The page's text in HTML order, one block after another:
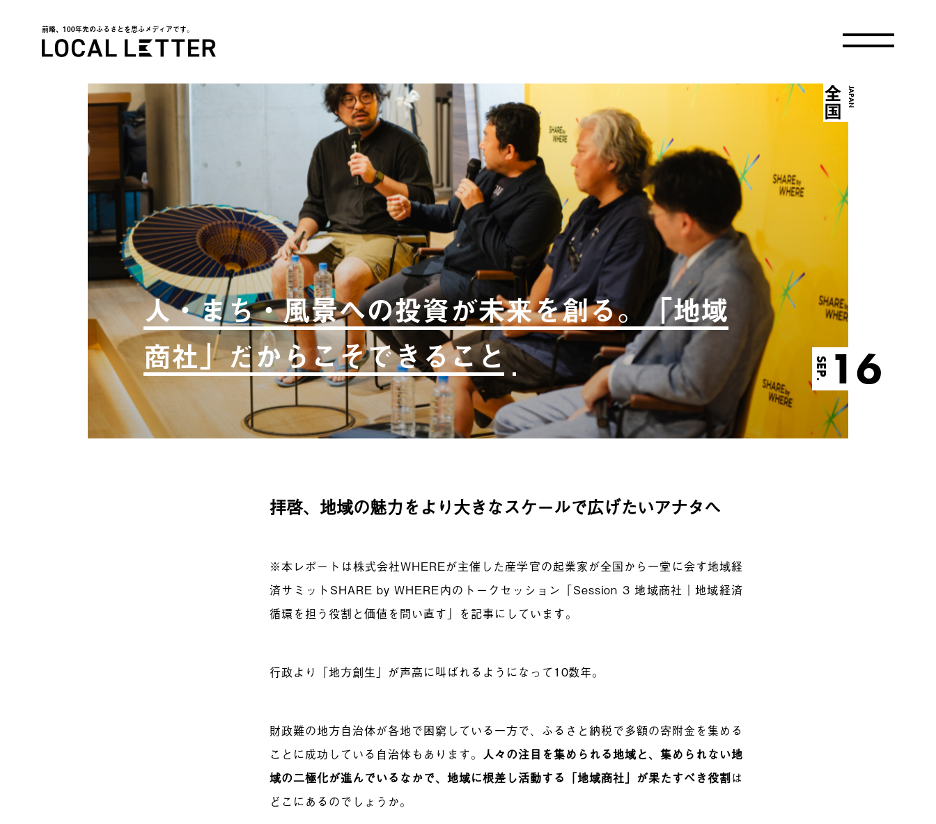
前略、100年先のふるさとを思ふメディアです。
人・まち・風景への投資が未来を創る。「地域
商社」だからこそできること
SEP. 16
JAPAN
全国
拝啓、地域の魅力をより大きなスケールで広げたいアナタへ
※本レポートは株式会社WHEREが主催した産学官の起業家が全国から一堂に会す地域経
済サミットSHARE by WHERE内のトークセッション「Session 3 地域商社｜地域経済
循環を担う役割と価値を問い直す」を記事にしています。
行政より「地方創生」が声高に叫ばれるようになって10数年。
財政難の地方自治体が各地で困窮している一方で、ふるさと納税で多額の寄附金を集める
ことに成功している自治体もあります。 人々の注目を集められる地域と、集められない地
域の二極化が進んでいるなかで、地域に根差し活動する「地域商社」が果たすべき役割は
どこにあるのでしょうか。